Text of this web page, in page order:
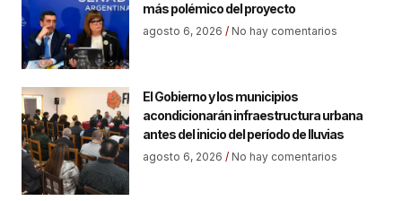
más polémico del proyecto
agosto 6, 2026 No hay comentarios
El Gobierno y los municipios
acondicionarán infraestructura urbana
antes del inicio del período de lluvias
agosto 6, 2026 No hay comentarios